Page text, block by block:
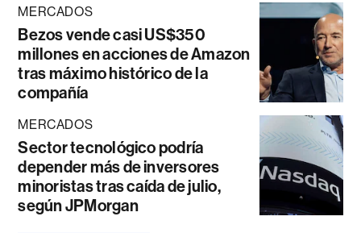
MERCADOS
Bezos vende casi US$350
millones en acciones de Amazon
tras máximo histórico de la
compañía
MERCADOS
Sector tecnológico podría
depender más de inversores
minoristas tras caída de julio,
según JPMorgan